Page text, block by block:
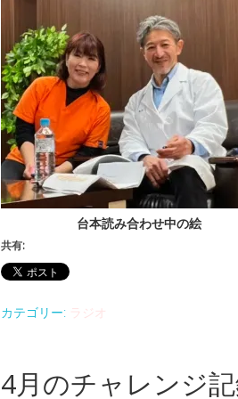
台本読み合わせ中の絵
共有:
カテゴリー: ラジオ
4月のチャレンジ